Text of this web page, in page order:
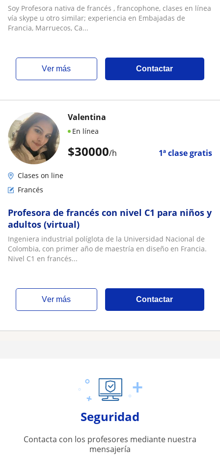
Soy Profesora nativa de francés , francophone, clases en línea
vía skype u otro similar; experiencia en Embajadas de
Francia, Marruecos, Ca...
ver más Contactar
$30000/h 1ª clase gratis
Valentina
En línea
Clases on line
Francés
Profesora de francés con nivel C1 para niños y
adultos (virtual)
Ingeniera industrial políglota de la Universidad Nacional de
Colombia, con primer año de maestría en diseño en Francia.
Nivel C1 en francés...
ver más Contactar
Seguridad
Contacta con los profesores mediante nuestra
mensajería